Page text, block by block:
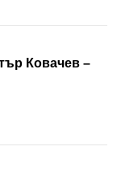
Ковачев –